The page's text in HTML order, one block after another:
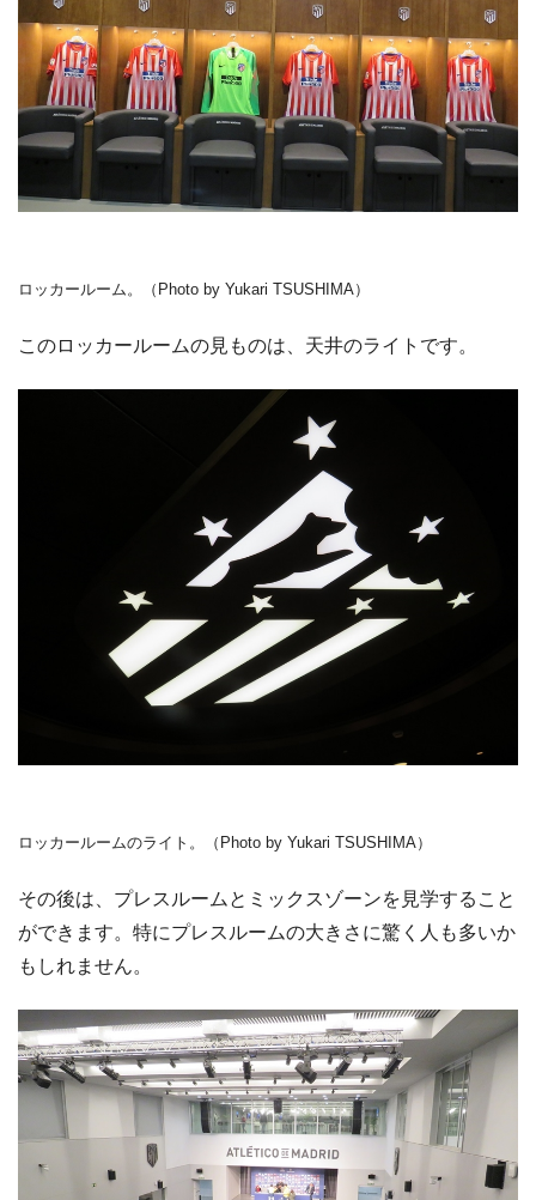
ロッカールーム。（Photo by Yukari TSUSHIMA）
このロッカールームの見ものは、天井のライトです。
ロッカールームのライト。（Photo by Yukari TSUSHIMA）
その後は、プレスルームとミックスゾーンを見学すること
ができます。特にプレスルームの大きさに驚く人も多いか
もしれません。